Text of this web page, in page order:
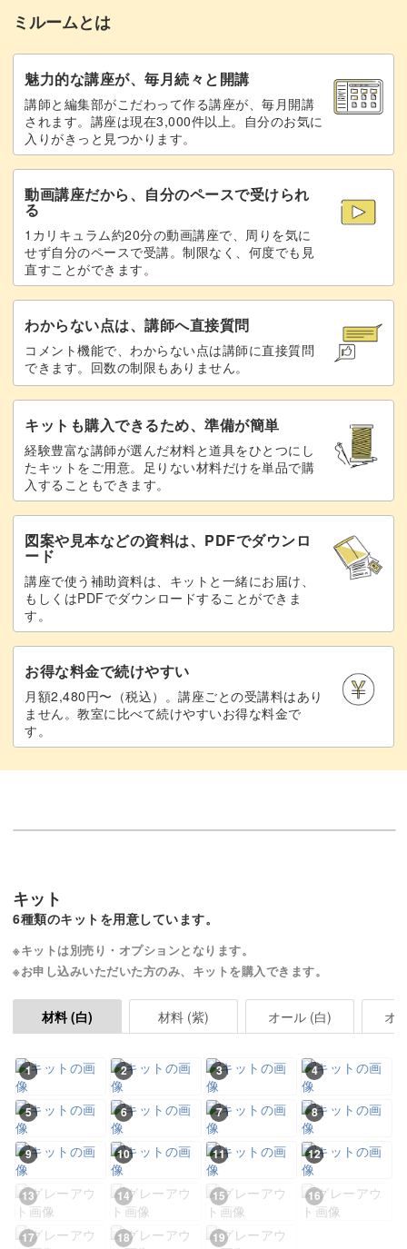
ミルームとは
魅力的な講座が、毎月続々と開講
講師と編集部がこだわって作る講座が、毎月開講
されます。講座は現在3,000件以上。自分のお気に
入りがきっと見つかります。
動画講座だから、自分のペースで受けられ
る
1カリキュラム約20分の動画講座で、周りを気に
せず自分のペースで受講。制限なく、何度でも見
直すことができます。
わからない点は、講師へ直接質問
コメント機能で、わからない点は講師に直接質問
できます。回数の制限もありません。
キットも購入できるため、準備が簡単
経験豊富な講師が選んだ材料と道具をひとつにし
たキットをご用意。足りない材料だけを単品で購
入することもできます。
図案や見本などの資料は、PDFでダウンロ
ード
講座で使う補助資料は、キットと一緒にお届け、
もしくはPDFでダウンロードすることができま
す。
お得な料金で続けやすい
月額2,480円〜（税込）。講座ごとの受講料はあり
ません。教室に比べて続けやすいお得な料金で
す。
キット
6種類のキットを用意しています。
※キットは別売り・オプションとなります。
※お申し込みいただいた方のみ、キットを購入できます。
材料 (白) 材料 (紫) オール (白)
1 2 3 4
5 6 7 8
9 10 11 12
13 14 15 16
17 18 19